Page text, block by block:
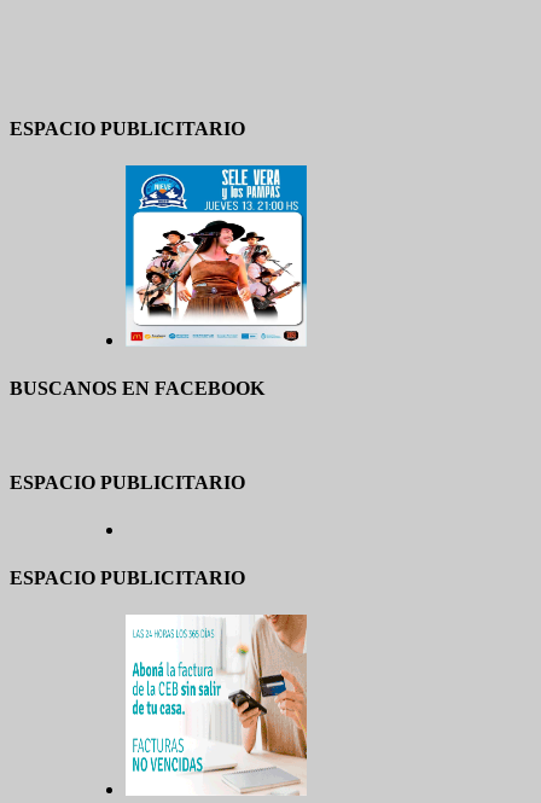
ESPACIO PUBLICITARIO
BUSCANOS EN FACEBOOK
ESPACIO PUBLICITARIO
ESPACIO PUBLICITARIO